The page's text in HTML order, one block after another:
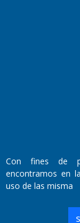
Director Periodístico:
Walter René Goñi
Domicilio Legal:
Santa Rosa, La
Con fines de
encontramos en
uso de las misma